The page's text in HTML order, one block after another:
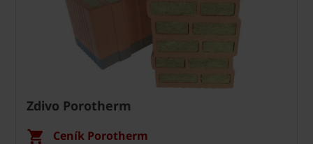
Zdivo Porotherm
Ceník Porotherm